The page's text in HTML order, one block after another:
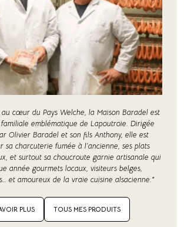
au cœur du Pays Welche, la Maison Baradel est
emblématique de Lapoutroie. Dirigée
Olivier Baradel et son fils Anthony, elle est
sa charcuterie fumée à l’ancienne, ses plats
et surtout sa choucroute garnie artisanale qui
année gourmets locaux, visiteurs belges,
et amoureux de la vraie cuisine alsacienne."
PLUS TOUS MES PRODUITS